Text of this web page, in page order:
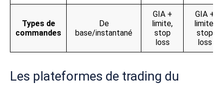
Types de
commandes
De
base/instantané
GIA +
limite,
stop
loss
GIA +
limite,
stop
loss
Les plateformes de trading du